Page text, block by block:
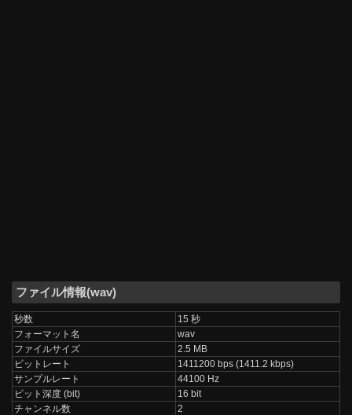
ファイル情報(wav)
秒数
15 秒
フォーマット名
wav
ファイルサイズ
2.5 MB
ビットレート
1411200 bps (1411.2 kbps)
サンプルレート
44100 Hz
ビット深度 (bit)
16 bit
チャンネル数
2